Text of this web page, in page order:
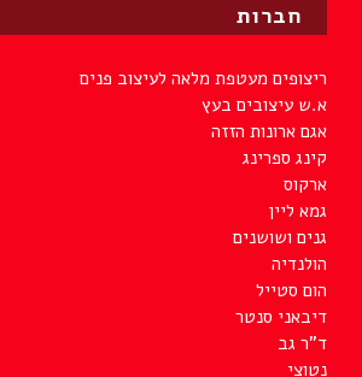
חברות
ריצופים מעטפת מלאה לעיצוב פנים
א.ש עיצובים בעץ
אגם ארונות הזזה
קינג ספרינג
ארקוס
גמא ליין
גנים ושושנים
הולנדיה
הום סטייל
דיבאני סנטר
ד"ר גב
נטוצי